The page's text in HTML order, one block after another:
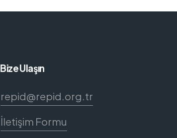
Bize Ulaşın
repid@repid.org.tr
İletişim Formu